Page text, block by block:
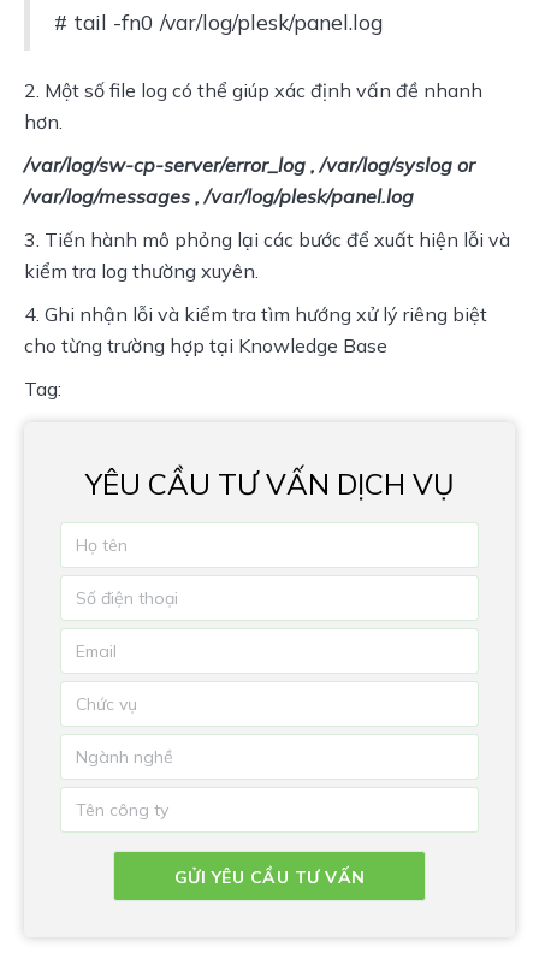
# tail -fn0 /var/log/plesk/panel.log
2. Một số file log có thể giúp xác định vấn đề nhanh
hơn.
/var/log/sw-cp-server/error_log , /var/log/syslog or
/var/log/messages , /var/log/plesk/panel.log
3. Tiến hành mô phỏng lại các bước để xuất hiện lỗi và
kiểm tra log thường xuyên.
4. Ghi nhận lỗi và kiểm tra tìm hướng xử lý riêng biệt
cho từng trường hợp tại Knowledge Base
Tag:
YÊU CẦU TƯ VẤN DỊCH VỤ